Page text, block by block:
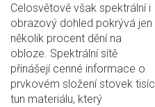
Celosvětově však spektrální i
obrazový dohled pokrývá jen
několik procent dění na
obloze. Spektrální sítě
přinášejí cenné informace o
prvkovém složení stovek tisíc
tun materiálu, který